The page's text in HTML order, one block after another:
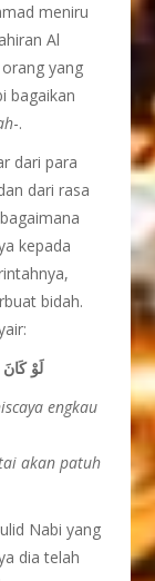
meniru
Al
yang
bagaikan
-.
dari para
dari rasa
kepada
bidah.
لَوْ
engkau
akan patuh
Nabi yang
dia telah